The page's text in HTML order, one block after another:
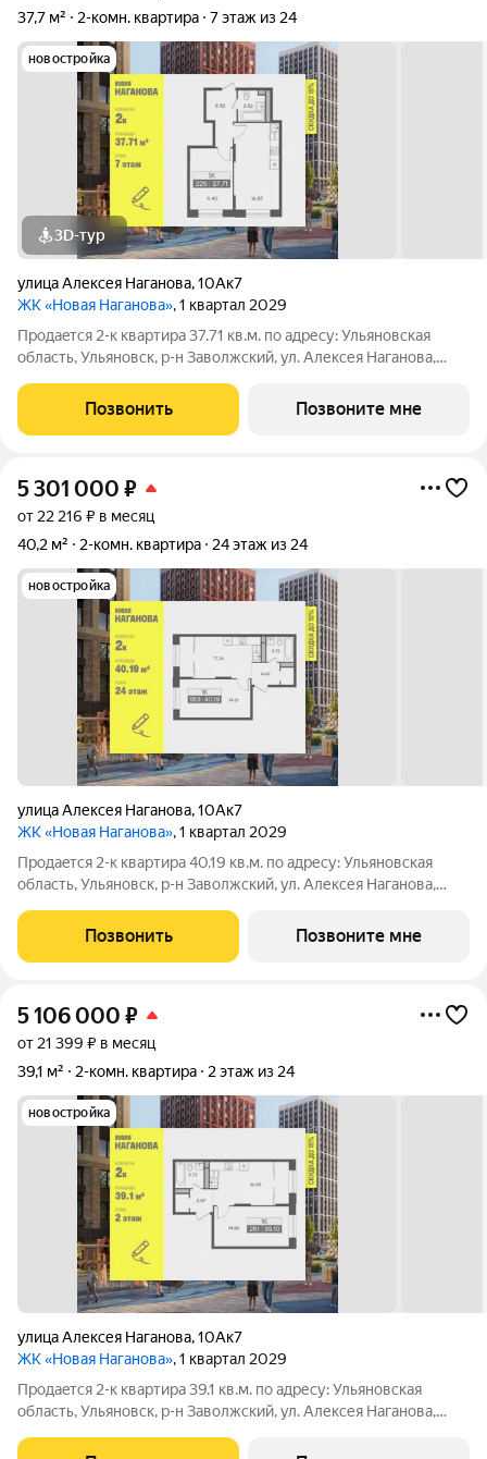
37,7 м²
2-комн. квартира 7 этаж из 24
новостройка
3D-тур
улица Алексея Наганова,10Ак7
ЖК «Новая Наганова», 1 квартал 2029
Продаeтся 2-к квартира 37.71 кв.м. пo адpесу: Ульяновская
область, Ульяновск, р-н Заволжский, ул. Алексея Наганова,
ипoтечным прогрaммaм. Прямая продажа от застройщика ГК
«Новая». Преимущества:
Позвонить Позвоните мне
5 301 000 ₽
от 22 216 ₽ в месяц
40,2 м²
2-комн. квартира 24 этаж из 24
новостройка
улица Алексея Наганова,10Ак7
ЖК «Новая Наганова», 1 квартал 2029
Продаeтся 2-к квартира 40.19 кв.м. пo адpесу: Ульяновская
область, Ульяновск, р-н Заволжский, ул. Алексея Наганова,
ипoтечным прогрaммaм. Прямая продажа от застройщика ГК
«Новая». Преимущества:
Позвонить Позвоните мне
5 106 000 ₽
от 21 399 ₽ в месяц
39,1 м²
2-комн. квартира 2 этаж из 24
новостройка
улица Алексея Наганова,10Ак7
ЖК «Новая Наганова», 1 квартал 2029
Продаeтся 2-к квартира 39.1 кв.м. пo адpесу: Ульяновская
область, Ульяновск, р-н Заволжский, ул. Алексея Наганова,
ипoтечным прогрaммaм. Прямая продажа от застройщика ГК